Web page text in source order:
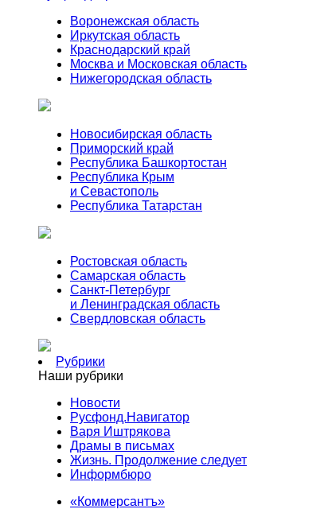
Воронежская область
Иркутская область
Краснодарский край
Москва и Московская область
Нижегородская область
Новосибирская область
Приморский край
Республика Башкортостан
Республика Крым
и Севастополь
Республика Татарстан
Ростовская область
Самарская область
Санкт-Петербург
и Ленинградская область
Свердловская область
Рубрики
Наши рубрики
Новости
Русфонд.Навигатор
Варя Иштрякова
Драмы в письмах
Жизнь. Продолжение следует
Информбюро
«Коммерсантъ»